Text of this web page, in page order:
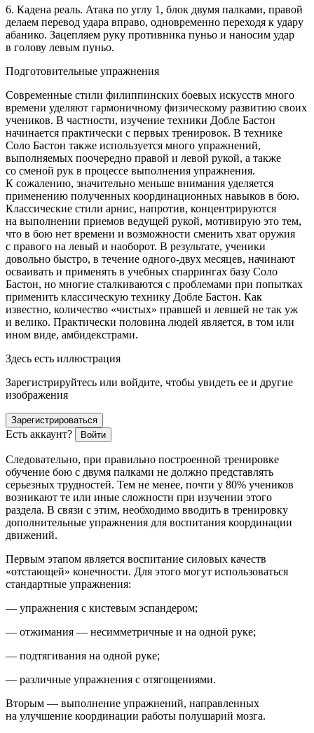
6. Кадена реаль. Атака по углу 1, блок двумя палками, правой
делаем перевод удара вправо, одновременно переходя к удару
абанико. Зацепляем руку противника пуньо и наносим удар
в голову левым пуньо.
Подготовительные упражнения
Современные стили филиппинских боевых искусств много
времени уделяют гармоничному физическому развитию своих
учеников. В частности, изучение техники Добле Бастон
начинается практически с первых тренировок. В технике
Соло Бастон также используется много упражнений,
выполняемых поочередно правой и левой рукой, а также
со сменой рук в процессе выполнения упражнения.
К сожалению, значительно меньше внимания уделяется
применению полученных координационных навыков в бою.
Классические стили арнис, напротив, концентрируются
на выполнении приемов ведущей рукой, мотивирую это тем,
что в бою нет времени и возможности сменить хват оружия
с правого на левый и наоборот. В результате, ученики
довольно быстро, в течение одного-двух месяцев, начинают
осваивать и применять в учебных спаррингах базу Соло
Бастон, но многие сталкиваются с проблемами при попытках
применить классическую технику Добле Бастон. Как
известно, количество «чистых» правшей и левшей не так уж
и велико. Практически половина людей является, в том или
ином виде, амбидекстрами.
Здесь есть иллюстрация
Зарегистрируйтесь или войдите, чтобы увидеть ее и другие
изображения
Зарегистрироваться
Есть аккаунт? Войти
Следовательно, при правильно построенной тренировке
обучение бою с двумя палками не должно представлять
серьезных трудностей. Тем не менее, почти у 80% учеников
возникают те или иные сложности при изучении этого
раздела. В связи с этим, необходимо вводить в тренировку
дополнительные упражнения для воспитания координации
движений.
Первым этапом является воспитание силовых качеств
«отстающей» конечности. Для этого могут использоваться
стандартные упражнения:
— упражнения с кистевым эспандером;
— отжимания — несимметричные и на одной руке;
— подтягивания на одной руке;
— различные упражнения с отягощениями.
Вторым — выполнение упражнений, направленных
на улучшение координации работы полушарий мозга.